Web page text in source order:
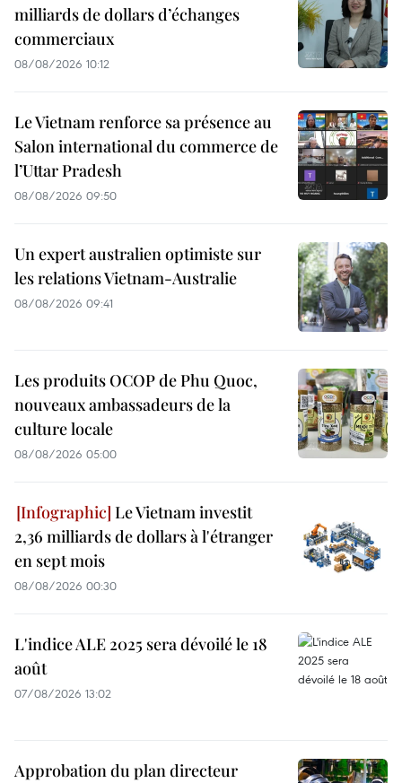
milliards de dollars d’échanges
commerciaux
08/08/2026 10:12
Le Vietnam renforce sa présence au
Salon international du commerce de
l’Uttar Pradesh
08/08/2026 09:50
Un expert australien optimiste sur
les relations Vietnam-Australie
08/08/2026 09:41
Les produits OCOP de Phu Quoc,
nouveaux ambassadeurs de la
culture locale
08/08/2026 05:00
Le Vietnam investit
2,36 milliards de dollars à l'étranger
en sept mois
08/08/2026 00:30
L'indice ALE 2025 sera dévoilé le 18
août
07/08/2026 13:02
Approbation du plan directeur